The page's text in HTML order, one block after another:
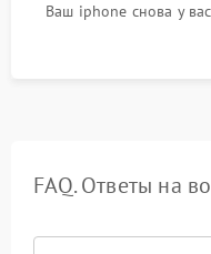
Ваш iphone снова у
FAQ. Ответы на